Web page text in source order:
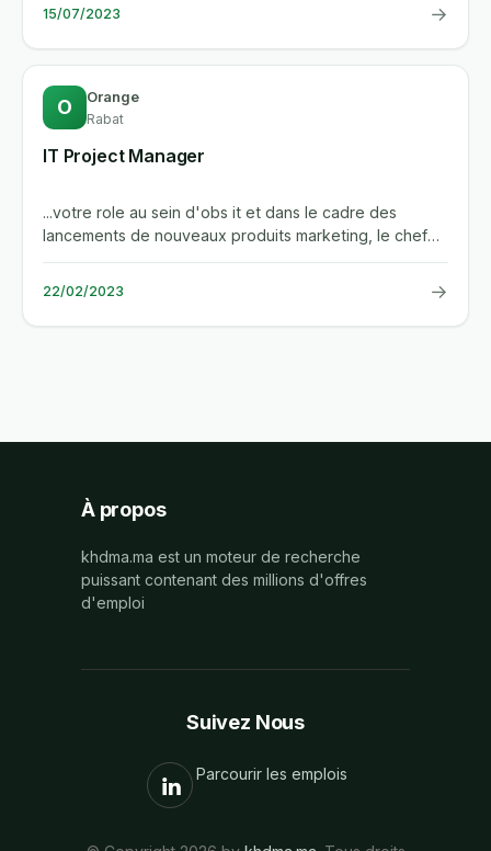
15/07/2023 →
O Orange
Rabat
IT Project Manager
...votre role au sein d'obs it et dans le cadre des
lancements de nouveaux produits marketing, le chef
de projet it (it...
22/02/2023 →
À propos
khdma.ma est un moteur de recherche
puissant contenant des millions d'offres
d'emploi
Suivez Nous
Parcourir les emplois